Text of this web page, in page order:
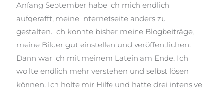
Anfang September habe ich mich endlich
aufgerafft, meine Internetseite anders zu
gestalten. Ich konnte bisher meine Blogbeiträge,
meine Bilder gut einstellen und veröffentlichen.
Dann war ich mit meinem Latein am Ende. Ich
wollte endlich mehr verstehen und selbst lösen
können. Ich holte mir Hilfe und hatte drei intensive